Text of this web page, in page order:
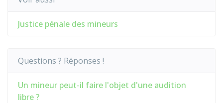
Justice pénale des mineurs
Questions ? Réponses !
Un mineur peut-il faire l'objet d'une audition
libre ?